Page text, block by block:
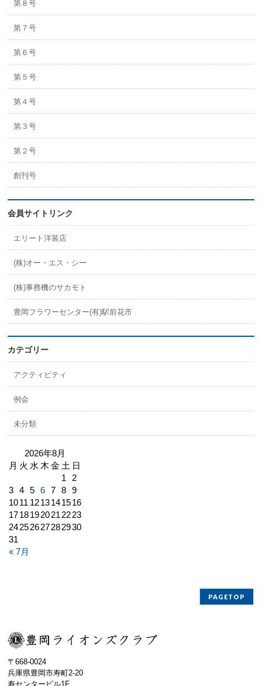
第８号
第７号
第６号
第５号
第４号
第３号
第２号
創刊号
会員サイトリンク
エリート洋装店
(株)オー・エス・シー
(株)事務機のサカモト
豊岡フラワーセンター(有)駅前花市
カテゴリー
アクティビティ
例会
未分類
2026年8月
月 火 水 木 金 土 日
« 7月
1
2
3
4 5 6 7 8
9
1011 1213141516
1718192021 2223
24252627282930
31
PAGETOP
〒668-0024
兵庫県豊岡市寿町2-20
寿センタービル1F